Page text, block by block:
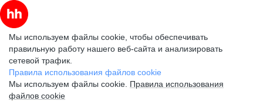
Мы используем файлы cookie, чтобы обеспечивать
правильную работу нашего веб-сайта и анализировать
сетевой трафик.
Правила использования файлов cookie
Мы используем файлы cookie. Правила использования
файлов cookie